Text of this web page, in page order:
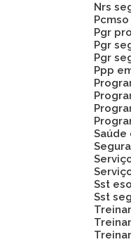
Nrs
Pgr
Pgr
Pgr
Ppp
Sst
Sst